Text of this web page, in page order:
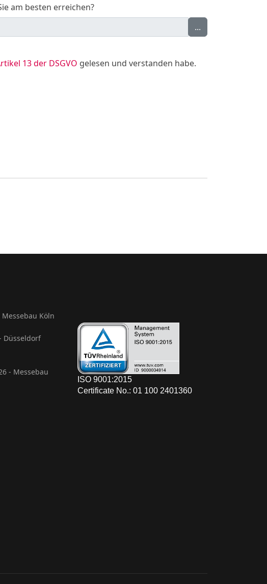
am besten erreichen?
...
13 der DSGVO gelesen und verstanden habe.
Köln
- Düsseldorf
- Messebau
ISO 9001:2015
Certificate No.: 01 100 2401360